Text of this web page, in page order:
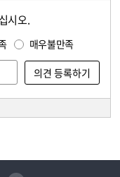
시오.
매우불만족
트위터